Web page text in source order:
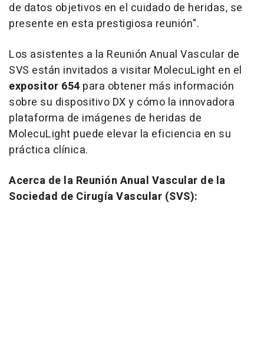
de datos objetivos en el cuidado de heridas, se
presente en esta prestigiosa reunión".
Los asistentes a la Reunión Anual Vascular de
SVS están invitados a visitar MolecuLight en el
expositor 654 para obtener más información
sobre su dispositivo DX y cómo la innovadora
plataforma de imágenes de heridas de
MolecuLight puede elevar la eficiencia en su
práctica clínica.
Acerca de la Reunión Anual Vascular de la
Sociedad de Cirugía Vascular (SVS):